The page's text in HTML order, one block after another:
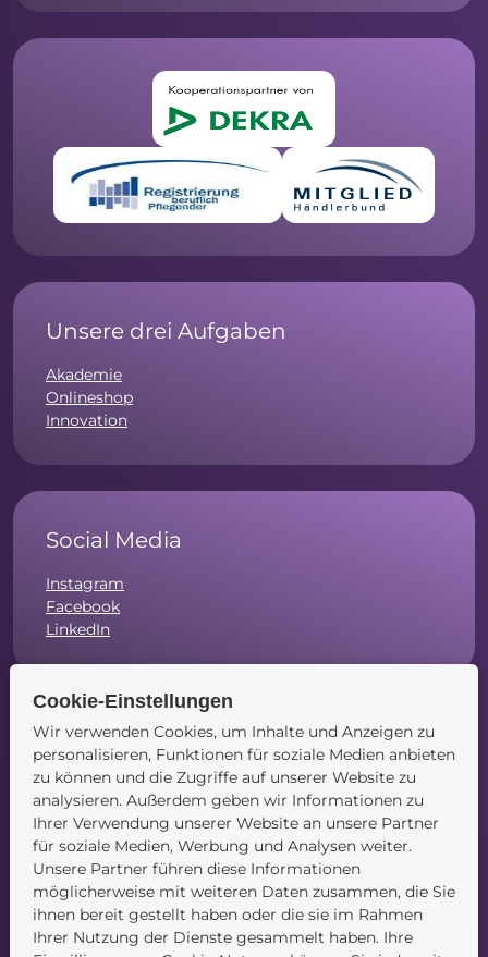
Unsere drei Aufgaben
Akademie
Onlineshop
Innovation
Social Media
Instagram
Facebook
LinkedIn
Navigation
Startseite
Blog
Kontakt
Cookie-Einstellungen
Wir verwenden Cookies, um Inhalte und Anzeigen zu
personalisieren, Funktionen für soziale Medien anbieten
zu können und die Zugriffe auf unserer Website zu
analysieren. Außerdem geben wir Informationen zu
Ihrer Verwendung unserer Website an unsere Partner
für soziale Medien, Werbung und Analysen weiter.
Unsere Partner führen diese Informationen
möglicherweise mit weiteren Daten zusammen, die Sie
ihnen bereit gestellt haben oder die sie im Rahmen
Ihrer Nutzung der Dienste gesammelt haben. Ihre